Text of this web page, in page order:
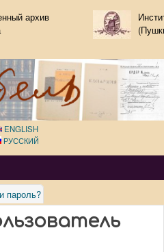
к основному
архив
ENGLISH
РУССКИЙ
Babel
вкладка)
пароль?